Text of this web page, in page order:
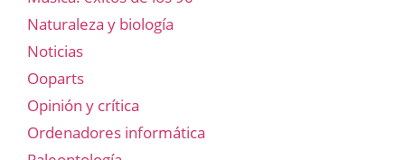
Naturaleza y biología
Noticias
Ooparts
Opinión y crítica
Ordenadores informática